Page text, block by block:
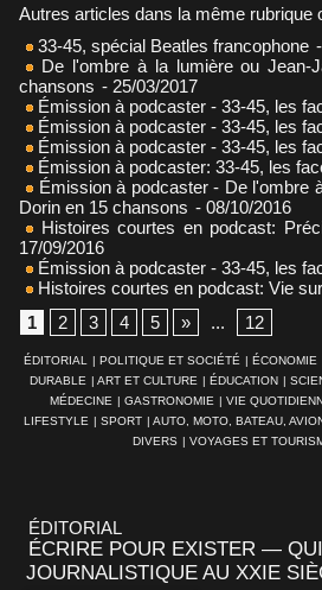
Autres articles dans la même rubrique
33-45, spécial Beatles francophone
De l'ombre à la lumière ou Jean-
chansons - 25/03/2017
Émission à podcaster - 33-45, les
Émission à podcaster - 33-45, les
Émission à podcaster - 33-45, les
Émission à podcaster: 33-45, les
Émission à podcaster - De l'ombre
Dorin en 15 chansons - 08/10/2016
Histoires courtes en podcast:
17/09/2016
Émission à podcaster - 33-45, les
Histoires courtes en podcast: Vie
1
2 3 4 5 » ... 12
ÉDITORIAL | POLITIQUE ET SOCIÉTÉ | ÉCONOMIE
DURABLE | ART ET CULTURE | ÉDUCATION |
MÉDECINE | GASTRONOMIE | VIE
LIFESTYLE | SPORT | AUTO, MOTO, BATEAU,
DIVERS | VOYAGES ET
ÉDITORIAL
ÉCRIRE POUR EXISTER —
JOURNALISTIQUE AU XXIE